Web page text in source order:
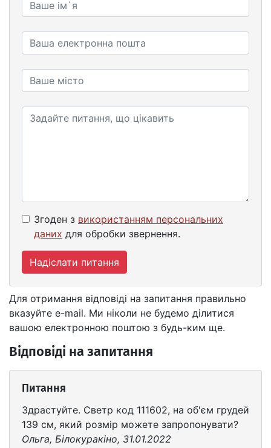
Згоден з використанням персональних
даних для обробки звернення.
Надіслати питання
Для отримання відповіді на запитання правильно
вказуйте e-mail. Ми ніколи не будемо ділитися
вашою електронною поштою з будь-ким ще.
Відповіді на запитання
Питання
Здрастуйте. Светр код 111602, на об'єм грудей
139 см, який розмір можете запропонувати?
Ольга, Білокуракіно, 31.01.2022